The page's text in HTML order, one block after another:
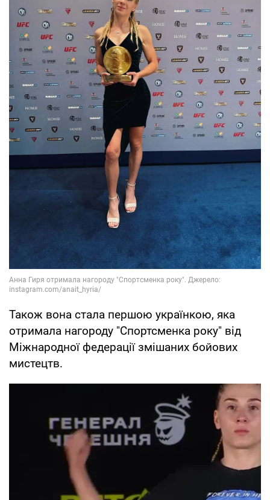
Також вона стала першою українкою, яка
отримала нагороду "Спортсменка року" від
Міжнародної федерації змішаних бойових
мистецтв.